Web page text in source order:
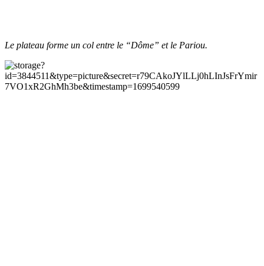
Le plateau forme un col entre le “Dôme” et le Pariou.